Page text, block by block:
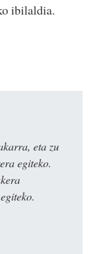
ibilaldia.
eta zu
egiteko.